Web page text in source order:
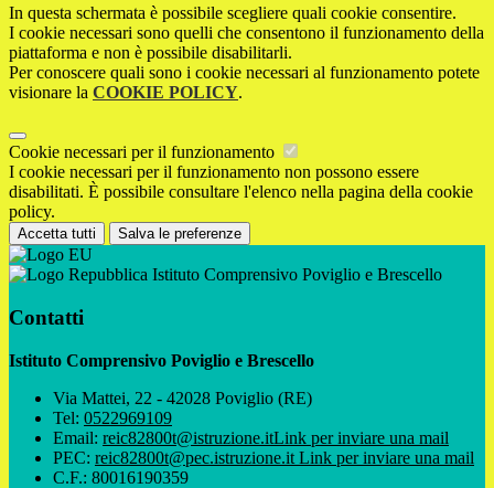
In questa schermata è possibile scegliere quali cookie consentire.
I cookie necessari sono quelli che consentono il funzionamento della
piattaforma e non è possibile disabilitarli.
Per conoscere quali sono i cookie necessari al funzionamento potete
visionare la COOKIE POLICY.
Cookie necessari per il funzionamento
I cookie necessari per il funzionamento non possono essere
disabilitati. È possibile consultare l'elenco nella pagina della cookie
policy.
Accetta tutti Salva le preferenze
Istituto Comprensivo Poviglio e Brescello
Contatti
Istituto Comprensivo Poviglio e Brescello
Via Mattei, 22 - 42028 Poviglio (RE)
Tel: 0522969109
Email: reic82800t@istruzione.itLink per inviare una mail
PEC: reic82800t@pec.istruzione.it Link per inviare una mail
C.F.: 80016190359